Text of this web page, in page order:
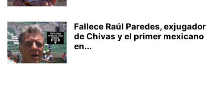
Fallece Raúl Paredes, exjugador
de Chivas y el primer mexicano
en...